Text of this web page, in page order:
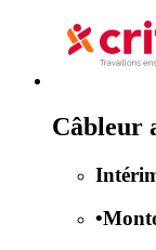
Câbleur
•